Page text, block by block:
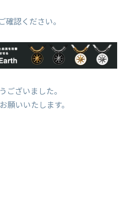
確認ください。
ございました。
願いいたします。